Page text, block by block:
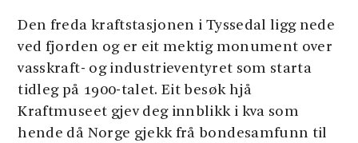
Den freda kraftstasjonen i Tyssedal ligg nede
ved fjorden og er eit mektig monument over
vasskraft- og industrieventyret som starta
tidleg på 1900-talet. Eit besøk hjå
Kraftmuseet gjev deg innblikk i kva som
hende då Norge gjekk frå bondesamfunn til